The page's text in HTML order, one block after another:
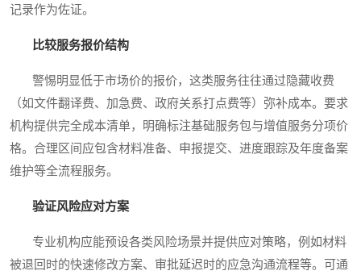
记录作为佐证。
比较服务报价结构
警惕明显低于市场价的报价，这类服务往往通过隐藏收费
（如文件翻译费、加急费、政府关系打点费等）弥补成本。要求
机构提供完全成本清单，明确标注基础服务包与增值服务分项价
格。合理区间应包含材料准备、申报提交、进度跟踪及年度备案
维护等全流程服务。
验证风险应对方案
专业机构应能预设各类风险场景并提供应对策略，例如材料
被退回时的快速修改方案、审批延迟时的应急沟通流程等。可通